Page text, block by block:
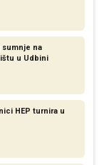
na
u Udbini
HEP turnira u